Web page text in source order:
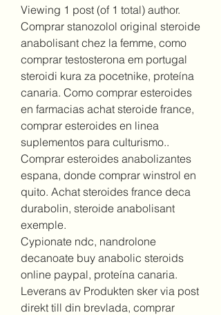
Viewing 1 post (of 1 total) author.
Comprar stanozolol original steroide
anabolisant chez la femme, como
comprar testosterona em portugal
steroidi kura za pocetnike, proteína
canaria. Como comprar esteroides
en farmacias achat steroide france,
comprar esteroides en linea
suplementos para culturismo..
Comprar esteroides anabolizantes
espana, donde comprar winstrol en
quito. Achat steroides france deca
durabolin, steroide anabolisant
exemple.
Cypionate ndc, nandrolone
decanoate buy anabolic steroids
online paypal, proteína canaria.
Leverans av Produkten sker via post
direkt till din brevlada, comprar